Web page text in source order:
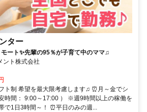
ター
ート✨先輩の95％が子育て中のママ♫
ント株式会社
ト制 希望を最大限考慮します♫ ⏰月～金でシ
時間： 9:00～17:00 ） ※週9時間以上の稼働を
で1日3時間～！ ⏰平日のみの週...